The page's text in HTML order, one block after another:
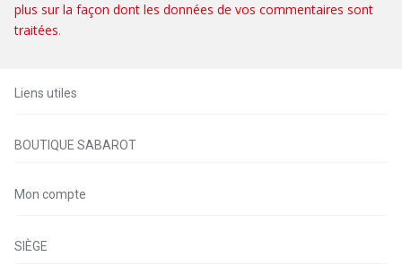
plus sur la façon dont les données de vos commentaires sont
traitées.
Liens utiles
BOUTIQUE SABAROT
Mon compte
SIÈGE